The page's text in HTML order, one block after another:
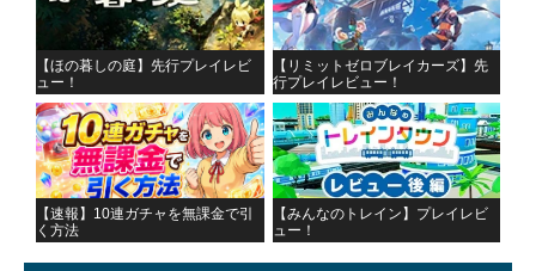
【ほの暮しの庭】先行プレイレビ
ュー！
【リミットゼロブレイカーズ】先
行プレイレビュー！
【速報】10連ガチャを無課金で引
く方法
【みんなのトレイン】プレイレビ
ュー！